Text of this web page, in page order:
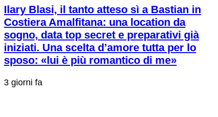
Ilary Blasi, il tanto atteso sì a Bastian in
Costiera Amalfitana: una location da
sogno, data top secret e preparativi già
iniziati. Una scelta d’amore tutta per lo
sposo: «lui è più romantico di me»
3 giorni fa